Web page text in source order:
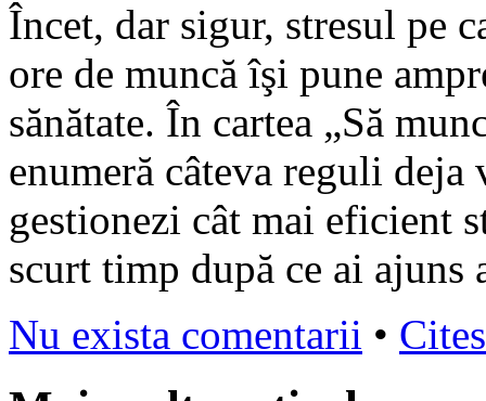
Încet, dar sigur, stresul pe
ore de muncă îşi pune
sănătate. În cartea „Să
enumeră câteva reguli
gestionezi cât mai eficient
scurt timp după ce ai ajuns
Nu exista comentarii •